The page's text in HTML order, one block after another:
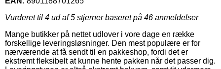
Vurderet til 4 ud af 5 stjerner baseret på 46 anmeldelser
Mange butikker på nettet udlover i vore dage en række
forskellige leveringsløsninger. Den mest populære er for
nærværende at få sendt til en pakkeshop, fordi det er
ekstremt fleksibelt at kunne hente pakken når det passer dig.